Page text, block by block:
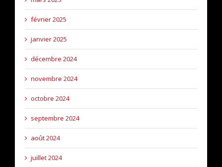
février 2025
janvier 2025
décembre 2024
novembre 2024
octobre 2024
septembre 2024
août 2024
juillet 2024